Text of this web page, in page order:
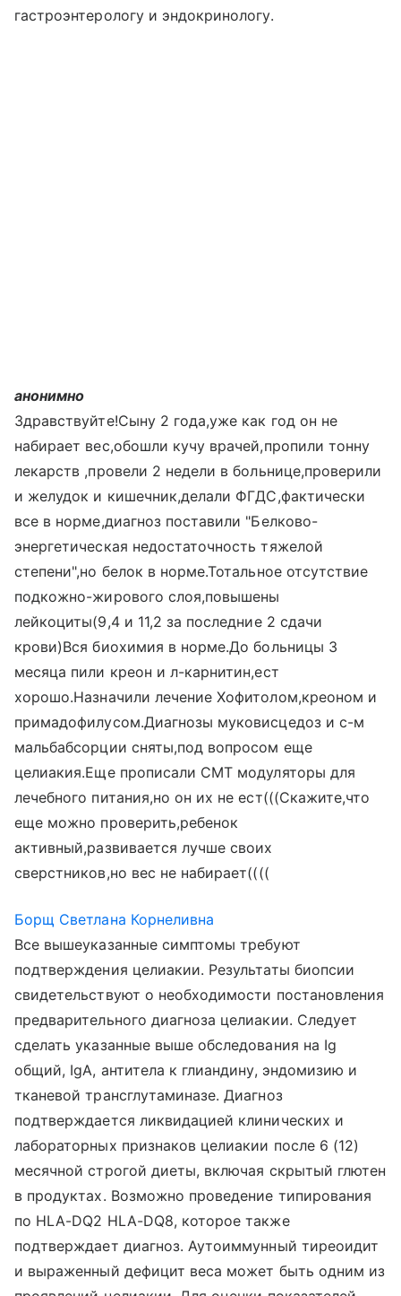
гастроэнтерологу и эндокринологу.
анонимно
Здравствуйте!Сыну 2 года,уже как год он не
набирает вес,обошли кучу врачей,пропили тонну
лекарств ,провели 2 недели в больнице,проверили
и желудок и кишечник,делали ФГДС,фактически
все в норме,диагноз поставили "Белково-
энергетическая недостаточность тяжелой
степени",но белок в норме.Тотальное отсутствие
подкожно-жирового слоя,повышены
лейкоциты(9,4 и 11,2 за последние 2 сдачи
крови)Вся биохимия в норме.До больницы 3
месяца пили креон и л-карнитин,ест
хорошо.Назначили лечение Хофитолом,креоном и
примадофилусом.Диагнозы муковисцедоз и с-м
мальбабсорции сняты,под вопросом еще
целиакия.Еще прописали СМТ модуляторы для
лечебного питания,но он их не ест(((Скажите,что
еще можно проверить,ребенок
активный,развивается лучше своих
сверстников,но вес не набирает((((
Борщ Светлана Корнеливна
Все вышеуказанные симптомы требуют
подтверждения целиакии. Результаты биопсии
свидетельствуют о необходимости постановления
предварительного диагноза целиакии. Следует
сделать указанные выше обследования на Ig
общий, IgА, антитела к глиандину, эндомизию и
тканевой трансглутаминазе. Диагноз
подтверждается ликвидацией клинических и
лабораторных признаков целиакии после 6 (12)
месячной строгой диеты, включая скрытый глютен
в продуктах. Возможно проведение типирования
по HLA-DQ2 HLA-DQ8, которое также
подтверждает диагноз. Аутоиммунный тиреоидит
и выраженный дефицит веса может быть одним из